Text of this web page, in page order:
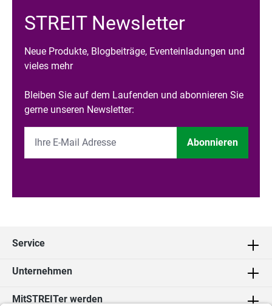
STREIT Newsletter
Neue Produkte, Blogbeiträge, Eventeinladungen und
vieles mehr
Bleiben Sie auf dem Laufenden und abonnieren Sie
gerne unseren Newsletter:
Abonnieren
Service
Unternehmen
MitSTREITer werden